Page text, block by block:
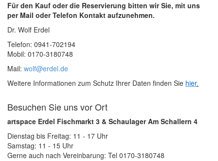
Für den Kauf oder die Reservierung bitten wir Sie, mit uns
per Mail oder Telefon Kontakt aufzunehmen.
Dr. Wolf Erdel
Telefon: 0941-702194
Mobil: 0170-3180748
Mail: wolf@erdel.de
Weitere Informationen zum Schutz Ihrer Daten finden Sie hier.
Besuchen Sie uns vor Ort
artspace Erdel Fischmarkt 3 & Schaulager Am Schallern 4
Dienstag bis Freitag: 11 - 17 Uhr
Samstag: 11 - 15 Uhr
Gerne auch nach Vereinbarung: Tel 0170-3180748